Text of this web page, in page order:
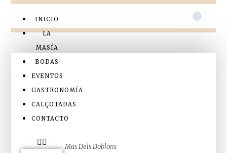
INICIO
LA
MASÍA
BODAS
EVENTOS
GASTRONOMÍA
CALÇOTADAS
CONTACTO
Mas Dels Doblons